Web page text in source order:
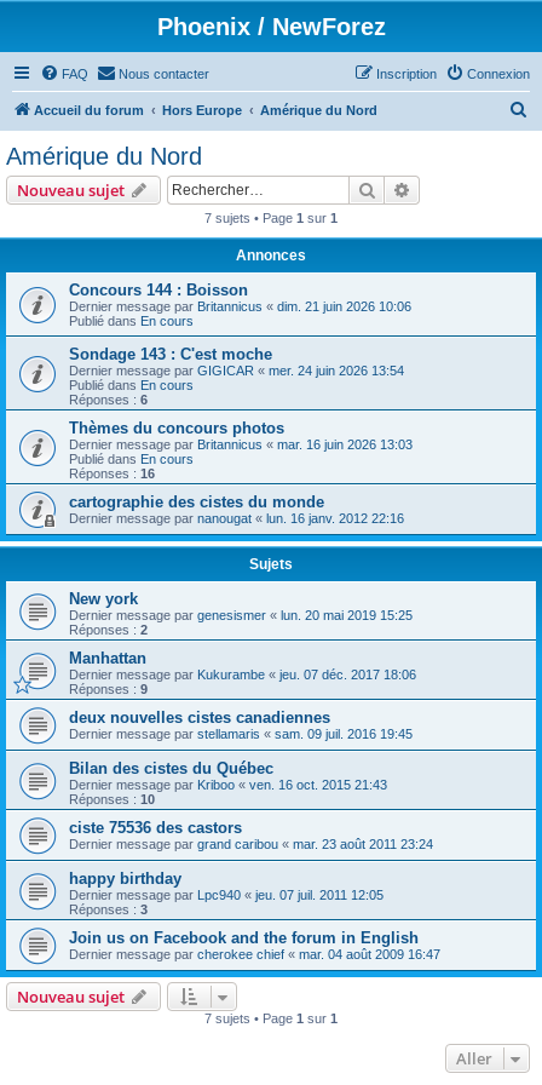
Phoenix / NewForez
FAQ Nous contacter Connexion
Inscription
Accueil du forum Hors Europe Amérique du Nord
e
Amérique du Nord
Nouveau sujet Rechercher
7 sujets • Page 1 sur 1
Annonces
Concours 144 : Boisson
Dernier message par Britannicus « dim. 21 juin 2026 10:06
Publié dans En cours
Sondage 143 : C'est moche
Dernier message par GIGICAR « mer. 24 juin 2026 13:54
Publié dans En cours
Réponses : 6
Thèmes du concours photos
Dernier message par Britannicus « mar. 16 juin 2026 13:03
Publié dans En cours
Réponses : 16
cartographie des cistes du monde
Dernier message par nanougat « lun. 16 janv. 2012 22:16
Sujets
New york
Dernier message par genesismer « lun. 20 mai 2019 15:25
Réponses : 2
Manhattan
Dernier message par Kukurambe « jeu. 07 déc. 2017 18:06
Réponses : 9
deux nouvelles cistes canadiennes
Dernier message par stellamaris « sam. 09 juil. 2016 19:45
Bilan des cistes du Québec
Dernier message par Kriboo « ven. 16 oct. 2015 21:43
Réponses : 10
ciste 75536 des castors
Dernier message par grand caribou « mar. 23 août 2011 23:24
happy birthday
Dernier message par Lpc940 « jeu. 07 juil. 2011 12:05
Réponses : 3
Join us on Facebook and the forum in English
Dernier message par cherokee chief « mar. 04 août 2009 16:47
Nouveau sujet
7 sujets • Page 1 sur 1
Aller